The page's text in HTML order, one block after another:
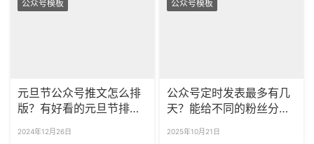
公众号模板
元旦节公众号推文怎么排
版？有好看的元旦节排版
2024年12月26日
公众号模板
公众号定时发表最多有几
天？能给不同的粉丝分开
2025年10月21日